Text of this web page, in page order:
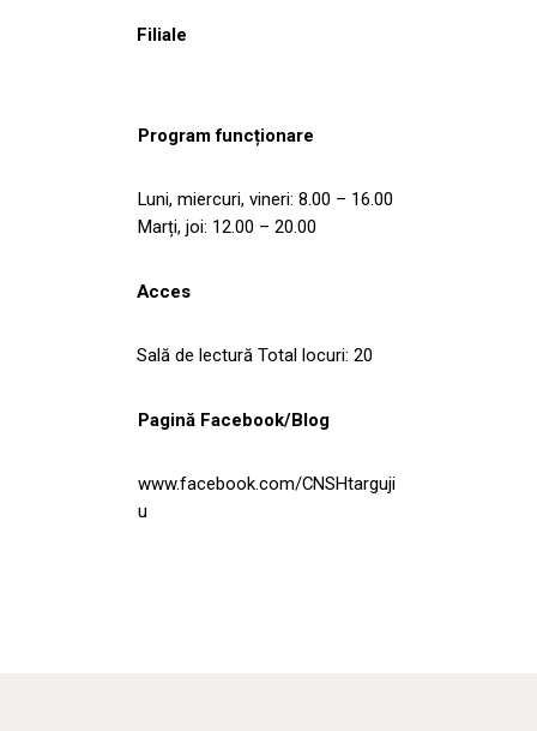
Filiale
Program funcționare
Luni, miercuri, vineri: 8.00 – 16.00
Marți, joi: 12.00 – 20.00
Acces
Sală de lectură Total locuri: 20
Pagină Facebook/Blog
www.facebook.com/CNSHtarguji
u